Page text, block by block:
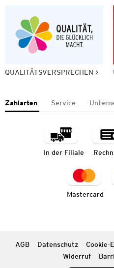
QUALITÄTSVERSPRECHEN
Zahlarten Service
In der Filiale
Mastercard
AGB Datenschutz Cookie-
Widerruf